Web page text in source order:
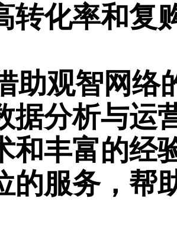
转化率和复
助观智网络
据分析与运
和丰富的经
的服务，帮